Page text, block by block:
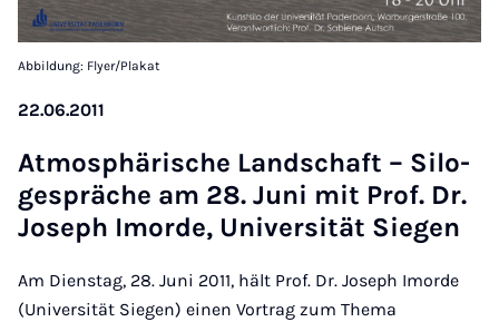
Abbildung: Flyer/Plakat
22.06.2011
At­mo­sphä­ri­sche Land­schaft – Si­lo­
ge­sprä­che am 28. Ju­ni mit Prof. Dr.
Jo­seph Imor­de, Uni­ver­si­tät Sie­gen
Am Dienstag, 28. Juni 2011, hält Prof. Dr. Joseph Imorde
(Universität Siegen) einen Vortrag zum Thema